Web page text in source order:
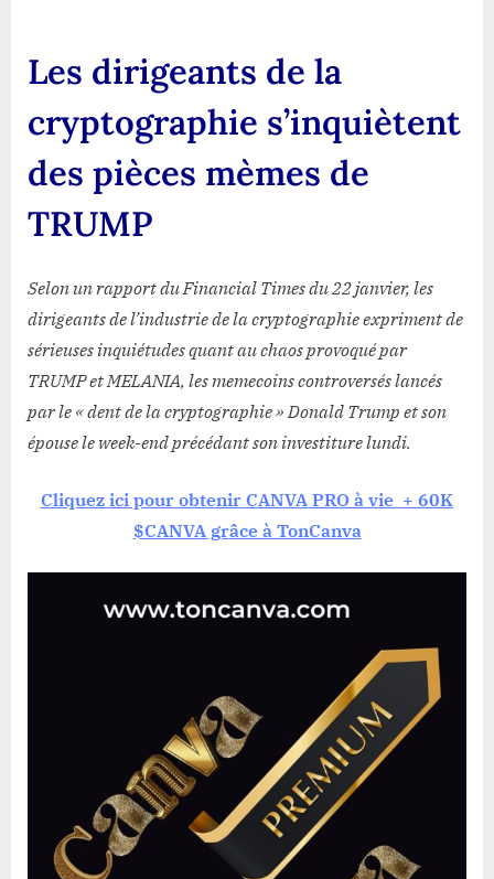
cryptographie
s’inquiètent
des
pièces
mèmes
Les dirigeants de la
cryptographie s’inquiètent
des pièces mèmes de
TRUMP
Selon un rapport du Financial Times du 22 janvier, les
dirigeants de l’industrie de la cryptographie expriment de
sérieuses inquiétudes quant au chaos provoqué par
TRUMP et MELANIA, les memecoins controversés lancés
par le « dent de la cryptographie » Donald Trump et son
épouse le week-end précédant son investiture lundi.
Cliquez ici pour obtenir CANVA PRO à vie + 60K
$CANVA grâce à TonCanva